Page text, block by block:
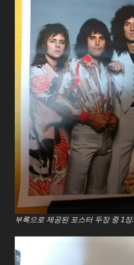
부록으로 제공된 포스터 두장 중 1장.